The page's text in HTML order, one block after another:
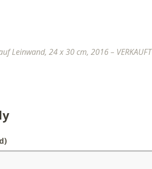
Leinwand, 24 x 30 cm, 2016 – VERKAUFT